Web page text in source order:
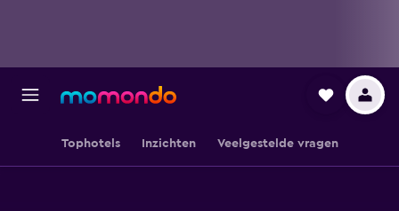
Tophotels Inzichten Veelgestelde vragen